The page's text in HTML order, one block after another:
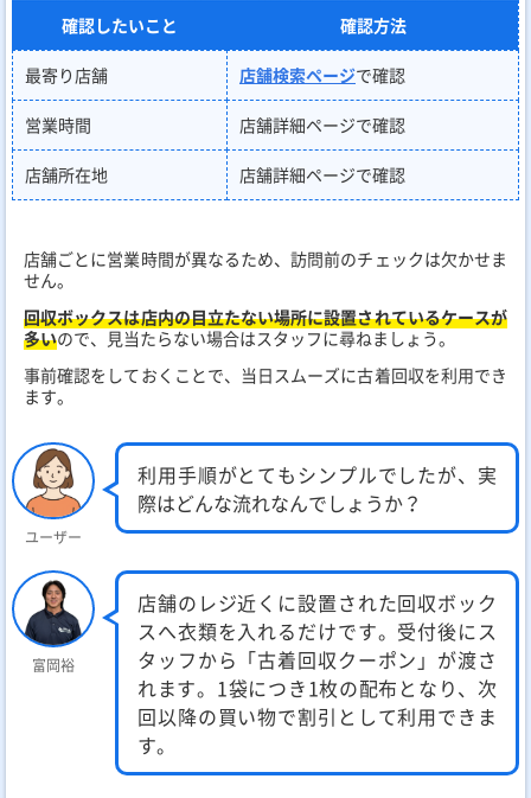
確認したいこと 確認方法
最寄り店舗 店舗検索ページで確認
営業時間 店舗詳細ページで確認
店舗所在地 店舗詳細ページで確認
店舗ごとに営業時間が異なるため、訪問前のチェックは欠かせま
せん。
回収ボックスは店内の目立たない場所に設置されているケースが
多いので、見当たらない場合はスタッフに尋ねましょう。
事前確認をしておくことで、当日スムーズに古着回収を利用でき
ます。
ユーザー
利用手順がとてもシンプルでしたが、実
際はどんな流れなんでしょうか？
富岡裕
店舗のレジ近くに設置された回収ボック
スへ衣類を入れるだけです。受付後にス
タッフから「古着回収クーポン」が渡さ
れます。1袋につき1枚の配布となり、次
回以降の買い物で割引として利用できま
す。